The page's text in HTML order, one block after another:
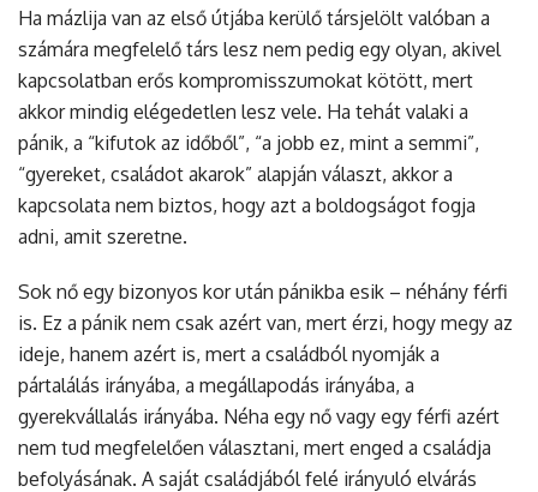
Ha mázlija van az első útjába kerülő társjelölt valóban a
számára megfelelő társ lesz nem pedig egy olyan, akivel
kapcsolatban erős kompromisszumokat kötött, mert
akkor mindig elégedetlen lesz vele. Ha tehát valaki a
pánik, a “kifutok az időből”, “a jobb ez, mint a semmi”,
“gyereket, családot akarok” alapján választ, akkor a
kapcsolata nem biztos, hogy azt a boldogságot fogja
adni, amit szeretne.
Sok nő egy bizonyos kor után pánikba esik – néhány férfi
is. Ez a pánik nem csak azért van, mert érzi, hogy megy az
ideje, hanem azért is, mert a családból nyomják a
pártalálás irányába, a megállapodás irányába, a
gyerekvállalás irányába. Néha egy nő vagy egy férfi azért
nem tud megfelelően választani, mert enged a családja
befolyásának. A saját családjából felé irányuló elvárás